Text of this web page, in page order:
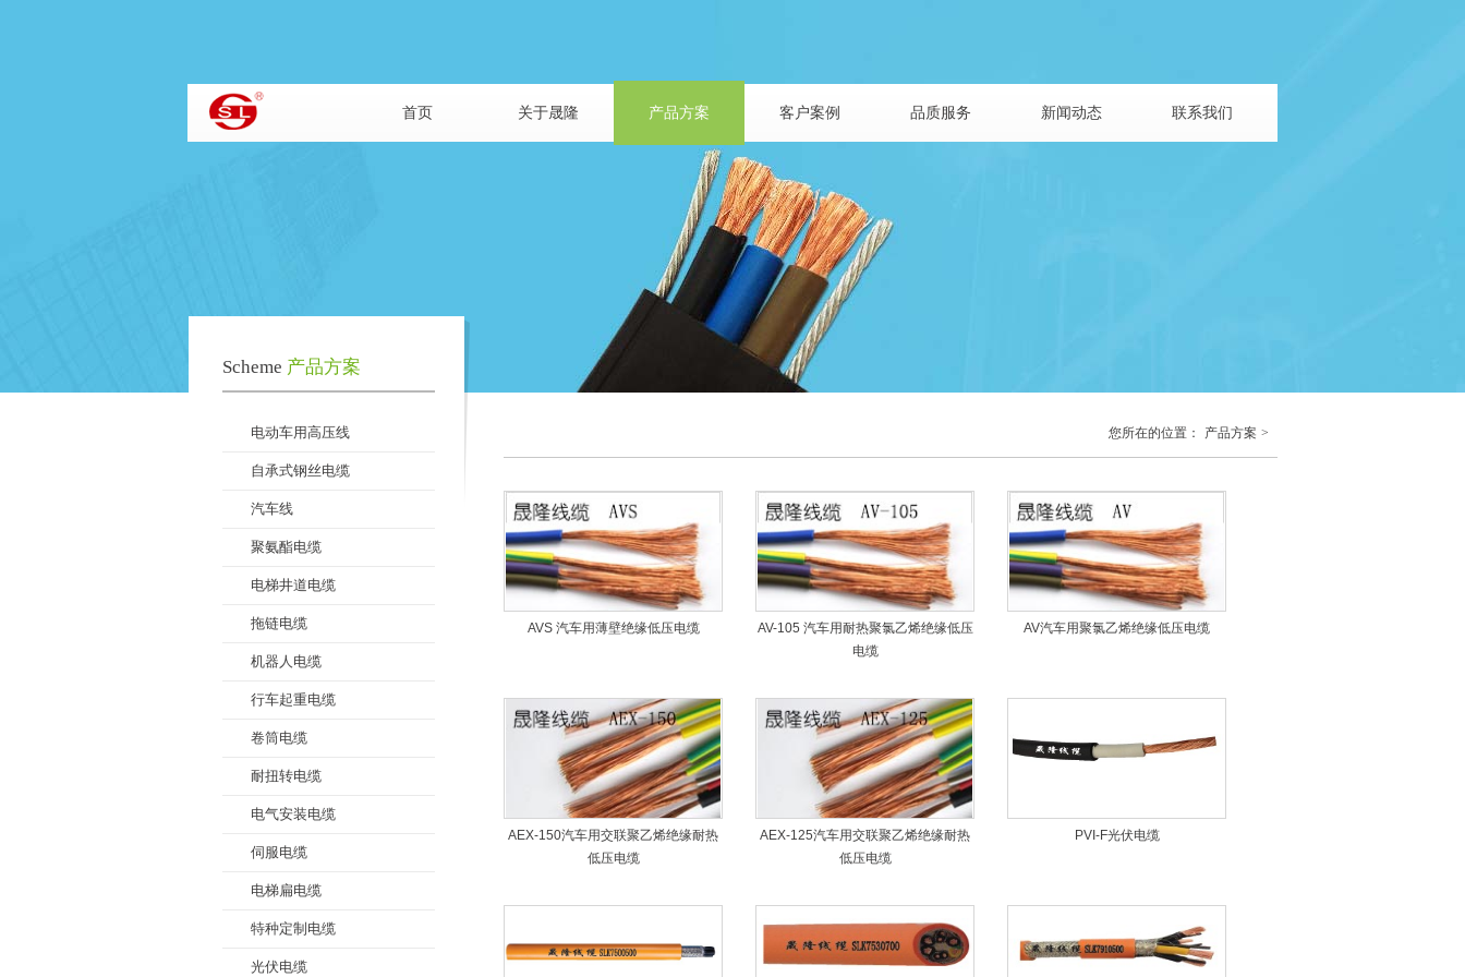
首页 关于晟隆 产品方案 客户案例 品质服务 新闻动态 联系我们
Scheme 产品方案
电动车用高压线
自承式钢丝电缆
汽车线
聚氨酯电缆
电梯井道电缆
拖链电缆
机器人电缆
行车起重电缆
卷筒电缆
耐扭转电缆
电气安装电缆
伺服电缆
电梯扁电缆
特种定制电缆
光伏电缆
您所在的位置： 产品方案 >
AVS 汽车用薄壁绝缘低压电缆
AV-105 汽车用耐热聚氯乙烯绝缘低压
电缆
AV汽车用聚氯乙烯绝缘低压电缆
AEX-150汽车用交联聚乙烯绝缘耐热
低压电缆
AEX-125汽车用交联聚乙烯绝缘耐热
低压电缆
PVI-F光伏电缆